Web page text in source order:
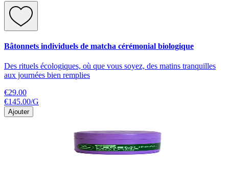
Bâtonnets individuels de matcha cérémonial biologique
Des rituels écologiques, où que vous soyez, des matins tranquilles
aux journées bien remplies
€29.00
€145.00/G
Ajouter